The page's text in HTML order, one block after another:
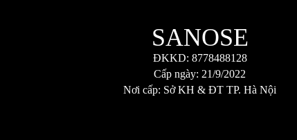
SANOSE
ĐKKD: 8778488128
Cấp ngày: 21/9/2022
Nơi cấp: Sở KH & ĐT TP. Hà Nội